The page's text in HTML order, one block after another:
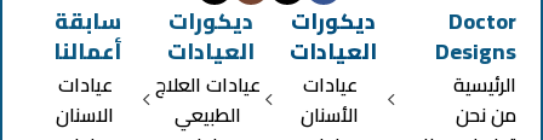
Doctor
Designs
الرئيسية
من نحن
ديكورات
العيادات
عيادات
الأسنان
ديكورات
العيادات
عيادات العلاج
الطبيعي
سابقة
أعمالنا
عيادات
الاسنان